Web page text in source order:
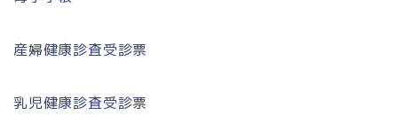
産婦健康診査受診票
乳児健康診査受診票